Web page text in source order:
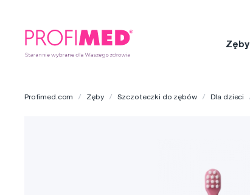
Zęby
Profimed.com Zęby Szczoteczki do zębów Dla dzieci